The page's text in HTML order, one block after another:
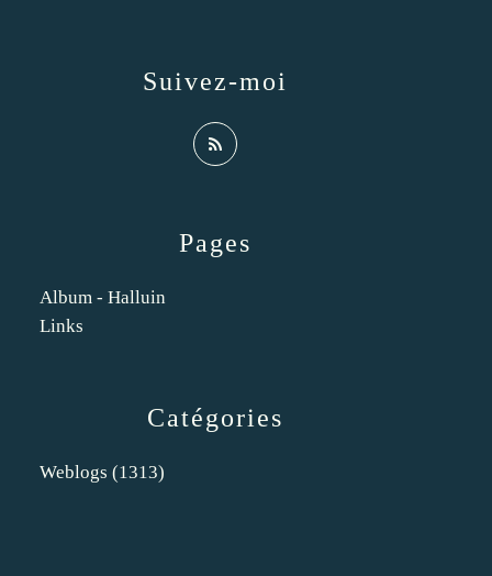
Catégories
Weblogs (1313)
Pages
Album - Halluin
Links
Suivez-moi